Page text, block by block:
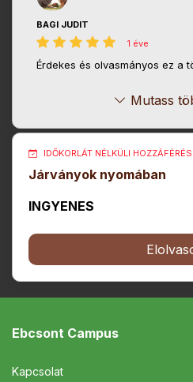
BAGI JUDIT
1 éve
Érdekes és olvasmányos ez a
Mutass
IDŐKORLÁT NÉLKÜLI HOZZÁFÉRÉS
Járványok nyomában
INGYENES
Ebcsont Campus
Kapcsolat